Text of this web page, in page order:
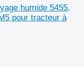
humide 5455,
pour tracteur à